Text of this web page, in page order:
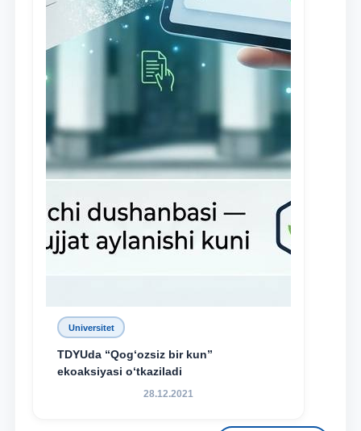
Universitet
TDYUda “Qog‘ozsiz bir kun”
ekoaksiyasi o‘tkaziladi
28.12.2021